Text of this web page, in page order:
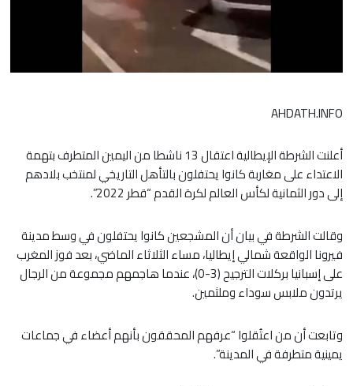
AHDATH.INFO
أعلنت الشرطة الإيطالية اعتقال 13 ناشطا من اليمين المتطرف بتهمة
الاعتداء على مغاربة كانوا يحتفلون بالتأهل التاريخي لمنتخب بلادهم
إلى دور الثمانية لكأس العالم لكرة القدم “قطر 2022”.
وقالت الشرطة في بيان أن المشجعين كانوا يحتفلون في وسط مدينة
فيرونا الواقعة شمالي إيطاليا، مساء الثلاثاء الماضي، بعد فوز المغرب
على إسبانيا بركلات الترجيح (3-0)، عندما هاجمهم مجموعة من الرجال
يرتدون ملابس سوداء وملثمين.
وتابعت أن من اعتُقلوا “عرفهم المحققون بأنهم أعضاء في جماعات
يمينية متطرفة في المدينة”.